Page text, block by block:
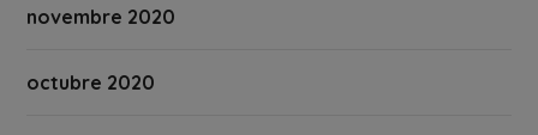
novembre 2020
octubre 2020